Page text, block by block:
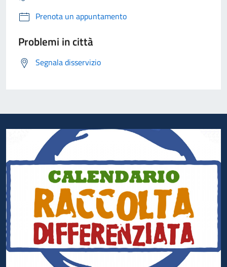
Prenota un appuntamento
Problemi in città
Segnala disservizio